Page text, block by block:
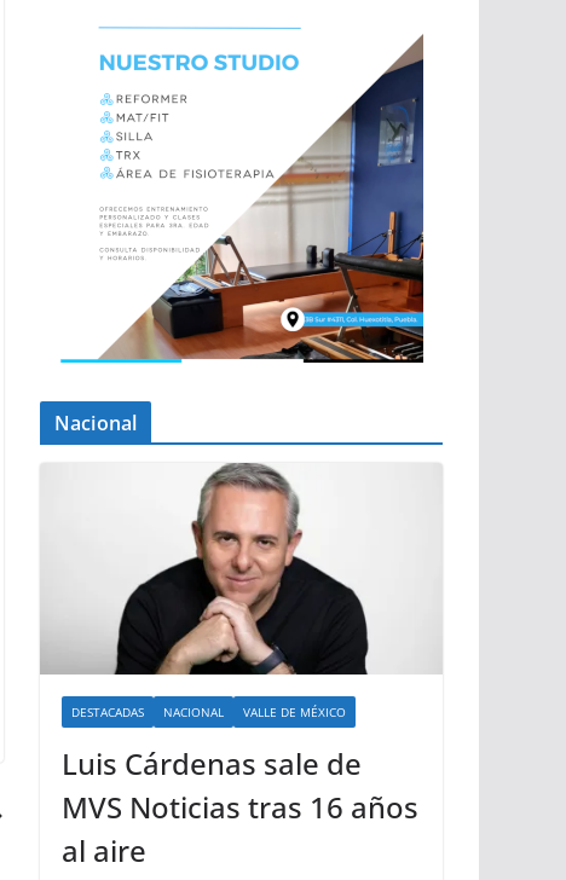
Nacional
DESTACADAS NACIONAL VALLE DE MÉXICO
Luis Cárdenas sale de
MVS Noticias tras 16 años
al aire